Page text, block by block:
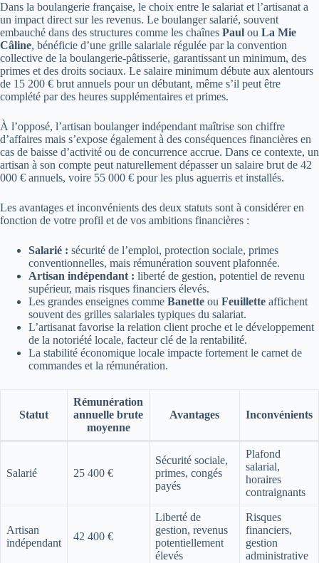
Dans la boulangerie française, le choix entre le salariat et l’artisanat a
un impact direct sur les revenus. Le boulanger salarié, souvent
embauché dans des structures comme les chaînes Paul ou La Mie
Câline, bénéficie d’une grille salariale régulée par la convention
collective de la boulangerie-pâtisserie, garantissant un minimum, des
primes et des droits sociaux. Le salaire minimum débute aux alentours
de 15 200 € brut annuels pour un débutant, même s’il peut être
complété par des heures supplémentaires et primes.
À l’opposé, l’artisan boulanger indépendant maîtrise son chiffre
d’affaires mais s’expose également à des conséquences financières en
cas de baisse d’activité ou de concurrence accrue. Dans ce contexte, un
artisan à son compte peut naturellement dépasser un salaire brut de 42
000 € annuels, voire 55 000 € pour les plus aguerris et installés.
Les avantages et inconvénients des deux statuts sont à considérer en
fonction de votre profil et de vos ambitions financières :
Salarié : sécurité de l’emploi, protection sociale, primes
conventionnelles, mais rémunération souvent plafonnée.
Artisan indépendant : liberté de gestion, potentiel de revenu
supérieur, mais risques financiers élevés.
Les grandes enseignes comme Banette ou Feuillette affichent
souvent des grilles salariales typiques du salariat.
L’artisanat favorise la relation client proche et le développement
de la notoriété locale, facteur clé de la rentabilité.
La stabilité économique locale impacte fortement le carnet de
commandes et la rémunération.
Statut
Rémunération
annuelle brute
moyenne
Avantages Inconvénients
Salarié 25 400 €
Sécurité sociale,
primes, congés
payés
Plafond
salarial,
horaires
contraignants
Artisan
indépendant
42 400 €
Liberté de
gestion, revenus
potentiellement
élevés
Risques
financiers,
gestion
administrative